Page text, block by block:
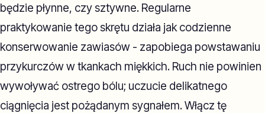
będzie płynne, czy sztywne. Regularne
praktykowanie tego skrętu działa jak codzienne
konserwowanie zawiasów - zapobiega powstawaniu
przykurczów w tkankach miękkich. Ruch nie powinien
wywoływać ostrego bólu; uczucie delikatnego
ciągnięcia jest pożądanym sygnałem. Włącz tę